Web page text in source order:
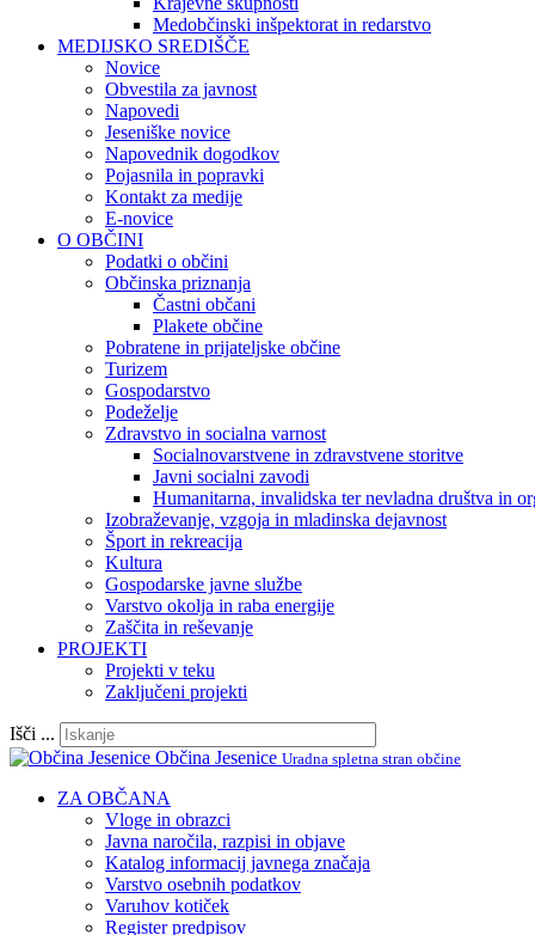
Medobčinski inšpektorat in redarstvo
MEDIJSKO SREDIŠČE
Novice
Obvestila za javnost
Napovedi
Jeseniške novice
Napovednik dogodkov
Pojasnila in popravki
Kontakt za medije
E-novice
O OBČINI
Podatki o občini
Občinska priznanja
Častni občani
Plakete občine
Pobratene in prijateljske občine
Turizem
Gospodarstvo
Podeželje
Zdravstvo in socialna varnost
Socialnovarstvene in zdravstvene storitve
Javni socialni zavodi
Humanitarna, invalidska ter nevladna društva in
Izobraževanje, vzgoja in mladinska dejavnost
Šport in rekreacija
Kultura
Gospodarske javne službe
Varstvo okolja in raba energije
Zaščita in reševanje
PROJEKTI
Projekti v teku
Zaključeni projekti
Išči ...
Občina Jesenice Uradna spletna stran občine
ZA OBČANA
Vloge in obrazci
Javna naročila, razpisi in objave
Katalog informacij javnega značaja
Varstvo osebnih podatkov
Varuhov kotiček
Register predpisov